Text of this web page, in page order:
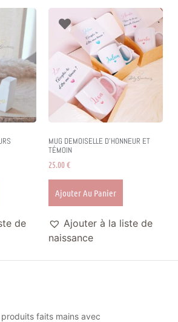
de
MUG DEMOISELLE D’HONNEUR ET
TÉMOIN
25.00€
Ajouter Au Panier
Ajouter à la liste de
naissance
faits mains avec